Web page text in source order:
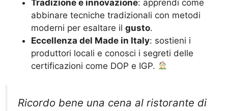
Tradizione e innovazione: apprendi come
abbinare tecniche tradizionali con metodi
moderni per esaltare il gusto.
Eccellenza del Made in Italy: sostieni i
produttori locali e conosci i segreti delle
certificazioni come DOP e IGP.
Ricordo bene una cena al ristorante di